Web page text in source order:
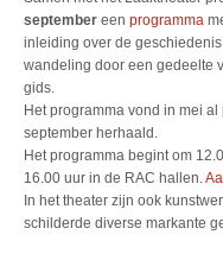
september een programma
inleiding over de
wandeling door een gedeelte
gids.
Het programma vond in mei
september herhaald.
Het programma begint om
16.00 uur in de RAC hallen.
In het theater zijn ook
schilderde diverse markante